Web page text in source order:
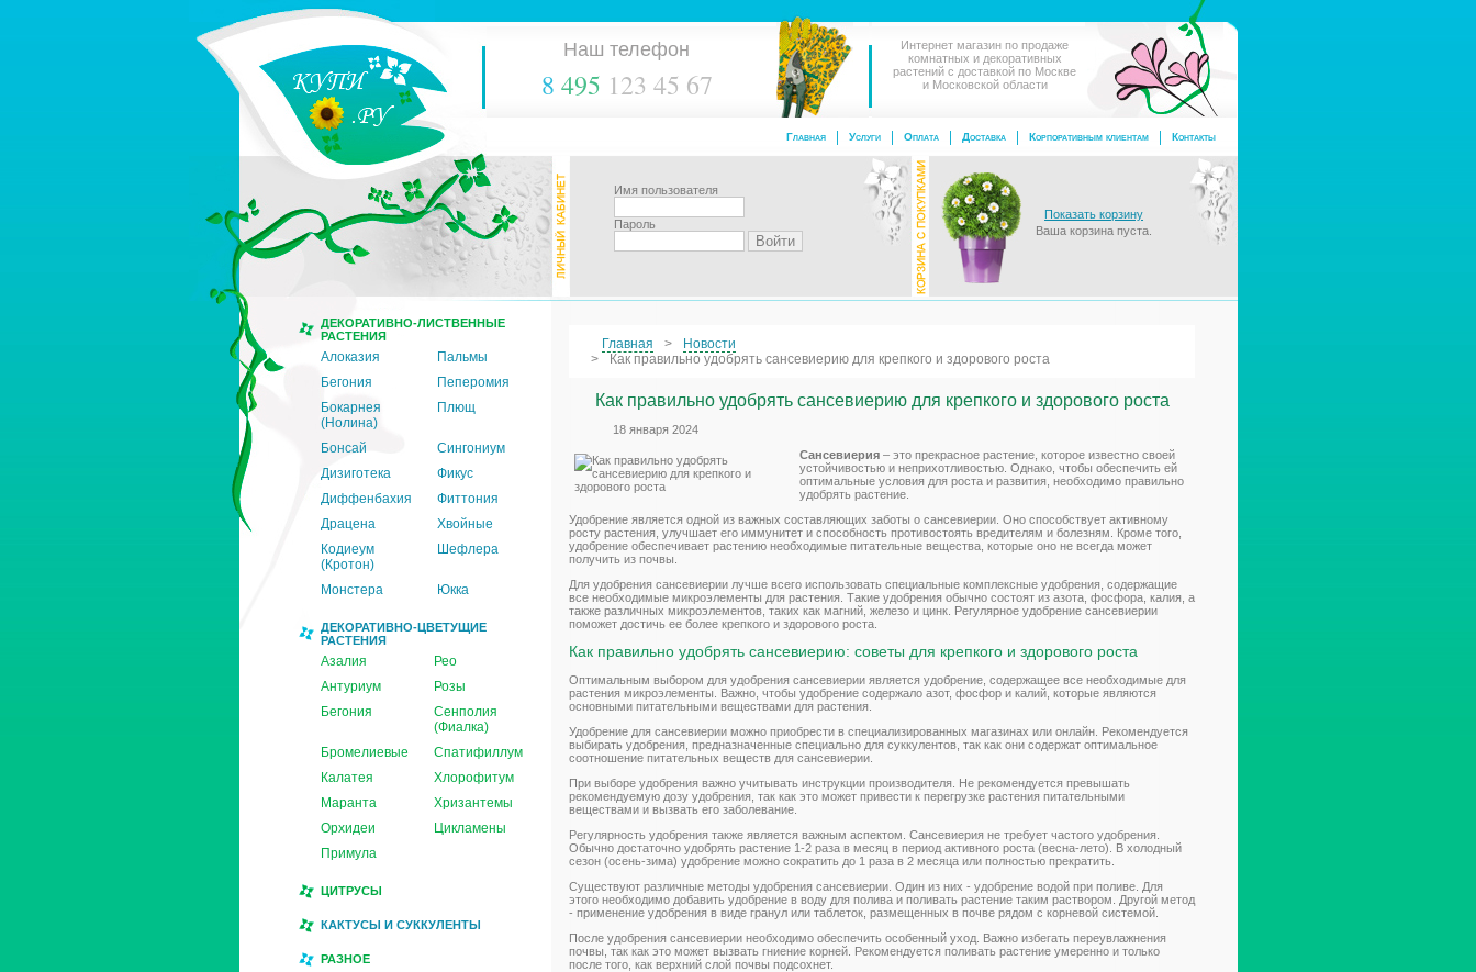
Наш телефон
8 495 123 45 67
Интернет магазин по продаже
комнатных и декоративных
растений с доставкой по Москве
и Московской области
Контакты
Корпоративным клиентам
Доставка
Оплата
Услуги
Главная
Имя пользователя
Пароль
Показать корзину
Ваша корзина пуста.
ДЕКОРАТИВНО-ЛИСТВЕННЫЕ
РАСТЕНИЯ
Алоказия
Пальмы
Бегония
Пеперомия
Бокарнея
(Нолина)
Плющ
Бонсай
Сингониум
Дизиготека
Фикус
Диффенбахия
Фиттония
Драцена
Хвойные
Кодиеум
(Кротон)
Шефлера
Монстера Юкка
ДЕКОРАТИВНО-ЦВЕТУЩИЕ
РАСТЕНИЯ
Азалия
Рео
Антуриум
Розы
Бегония
Сенполия
(Фиалка)
Бромелиевые
Спатифиллум
Калатея
Хлорофитум
Маранта
Хризантемы
Орхидеи
Цикламены
Примула
ЦИТРУСЫ
КАКТУСЫ И СУККУЛЕНТЫ
РАЗНОЕ
Главная
Новости
Как правильно удобрять сансевиерию для крепкого и здорового роста
Как правильно удобрять сансевиерию для крепкого и здорового роста
18 января 2024
Сансевиерия – это прекрасное растение, которое известно своей
устойчивостью и неприхотливостью. Однако, чтобы обеспечить ей
оптимальные условия для роста и развития, необходимо правильно
удобрять растение.
Удобрение является одной из важных составляющих заботы о сансевиерии. Оно способствует активному
росту растения, улучшает его иммунитет и способность противостоять вредителям и болезням. Кроме того,
удобрение обеспечивает растению необходимые питательные вещества, которые оно не всегда может
получить из почвы.
Для удобрения сансевиерии лучше всего использовать специальные комплексные удобрения, содержащие
все необходимые микроэлементы для растения. Такие удобрения обычно состоят из азота, фосфора, калия, а
также различных микроэлементов, таких как магний, железо и цинк. Регулярное удобрение сансевиерии
поможет достичь ее более крепкого и здорового роста.
Как правильно удобрять сансевиерию: советы для крепкого и здорового роста
Оптимальным выбором для удобрения сансевиерии является удобрение, содержащее все необходимые для
растения микроэлементы. Важно, чтобы удобрение содержало азот, фосфор и калий, которые являются
основными питательными веществами для растения.
Удобрение для сансевиерии можно приобрести в специализированных магазинах или онлайн. Рекомендуется
выбирать удобрения, предназначенные специально для суккулентов, так как они содержат оптимальное
соотношение питательных веществ для сансевиерии.
При выборе удобрения важно учитывать инструкции производителя. Не рекомендуется превышать
рекомендуемую дозу удобрения, так как это может привести к перегрузке растения питательными
веществами и вызвать его заболевание.
Регулярность удобрения также является важным аспектом. Сансевиерия не требует частого удобрения.
Обычно достаточно удобрять растение 1-2 раза в месяц в период активного роста (весна-лето). В холодный
сезон (осень-зима) удобрение можно сократить до 1 раза в 2 месяца или полностью прекратить.
Существуют различные методы удобрения сансевиерии. Один из них - удобрение водой при поливе. Для
этого необходимо добавить удобрение в воду для полива и поливать растение таким раствором. Другой метод
- применение удобрения в виде гранул или таблеток, размещенных в почве рядом с корневой системой.
После удобрения сансевиерии необходимо обеспечить особенный уход. Важно избегать переувлажнения
почвы, так как это может вызвать гниение корней. Рекомендуется поливать растение умеренно и только
после того, как верхний слой почвы подсохнет.